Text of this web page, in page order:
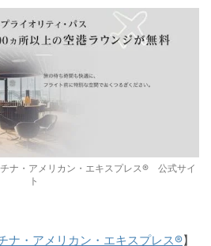
ナ・アメリカン・エキスプレス® 公式サイ
ト
ナ・アメリカン・エキスプレス®】